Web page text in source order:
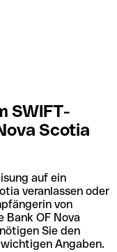
SWIFT-
Scotia
auf ein
veranlassen oder
von
Bank OF Nova
Sie den
Angaben.